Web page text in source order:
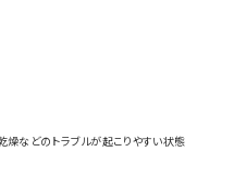
などのトラブルが起こりやすい状態